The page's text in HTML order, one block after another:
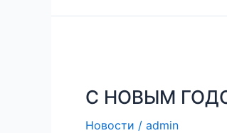
С НОВЫМ
Новости / admin
ГОДОМ!